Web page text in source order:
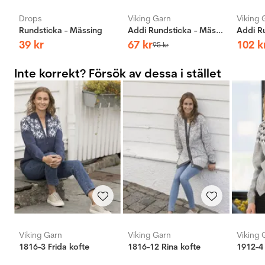
Drops
Rundsticka - Mässing
39 kr
Viking Garn
Addi Rundsticka - Mässing
67 kr95kr
Viking
102
Inte korrekt? Försök av dessa i stället
Viking Garn
1816-3 Frida kofte
Viking Garn
1816-12 Rina kofte
Viking
1912-